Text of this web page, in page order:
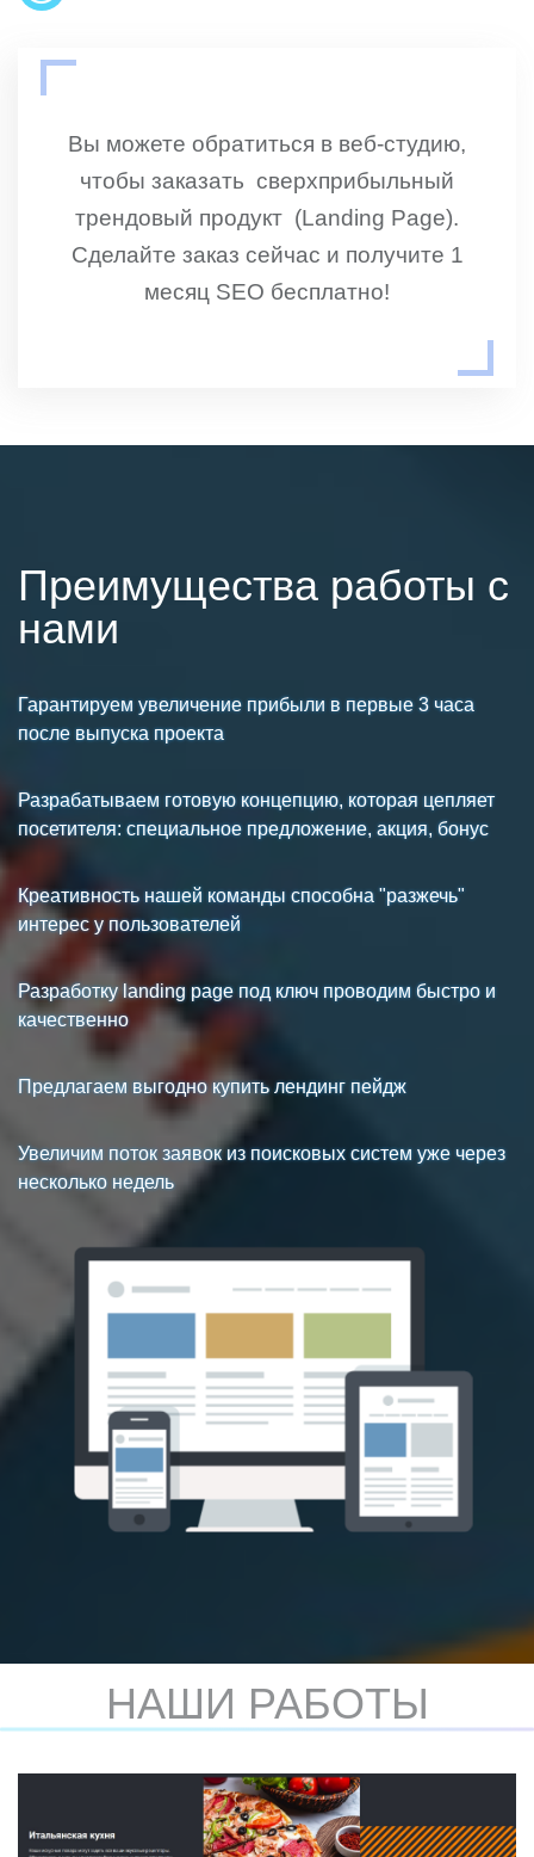
Вы можете обратиться в веб-студию,
чтобы заказать сверхприбыльный
трендовый продукт (Landing Page).
Сделайте заказ сейчас и получите 1
месяц SEO бесплатно!
Преимущества работы с
нами
Гарантируем увеличение прибыли в первые 3 часа
после выпуска проекта
Разрабатываем готовую концепцию, которая цепляет
посетителя: специальное предложение, акция, бонус
Креативность нашей команды способна "разжечь"
интерес у пользователей
Разработку landing page под ключ проводим быстро и
качественно
Предлагаем выгодно купить лендинг пейдж
Увеличим поток заявок из поисковых систем уже через
несколько недель
НАШИ РАБОТЫ